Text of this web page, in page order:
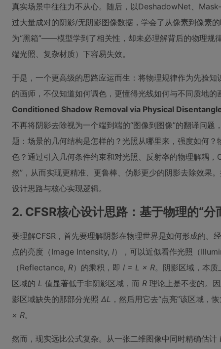
真实场景中往往力不从心。随后，以DeshadowNet、
过大量成对的阴影/无阴影图像数据，学会了从像素到像素
为“黑箱”——模型学到了相关性，却未必理解背后的物理规
端光照、复杂材质）下容易失效。
于是，一个更高级的思路应运而生：将物理规律作为先验知
的画师，不仅知道如何调色，更懂得光线如何与不同质地的
Conditioned Shadow Removal via Physical
不再将阴影去除视为一个端到端的“图像到图像”的翻译问
题：场景的几何结构是怎样的？光照从哪里来，强度如何
色？通过引入几何条件约束和对光照、反射率的物理解耦，
然”，从而实现更精准、更鲁棒、伪影更少的阴影去除效果
设计思路与核心实现逻辑。
2. CFSR核心设计思路：基于物理的“分
要理解CFSR，首先要理解阴影在物理世界是如何形成的。
点的亮度（Image Intensity, I），可以近似看作光照（
（Reflectance, R）的乘积，即 I = L × R。阴影区域，本
区域的 L 值显著低于非阴影区域，而 R 理论上是不变的。
影区域缺失的那部分光照 ΔL ，然后用它去“点亮”该区域，
× R。
然而，现实远比公式复杂。从一张二维图像中同时精确估计